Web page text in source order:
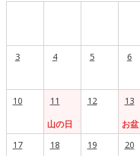
3 4 5 6
10
11
山の日
12
13
お盆
17
18 19 20